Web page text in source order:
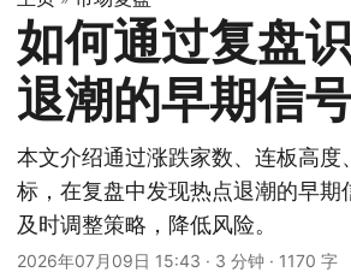
如何通过复盘
退潮的早期信
本文介绍通过涨跌家数、连板高度
标，在复盘中发现热点退潮的早期
及时调整策略，降低风险。
2026年07月09日 15:43 · 3 分钟 · 1170 字